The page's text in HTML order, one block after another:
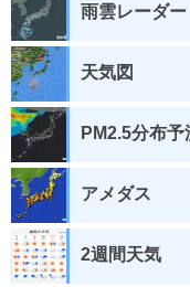
雨雲レーダー
天気図
PM2.5分布予
アメダス
2週間天気